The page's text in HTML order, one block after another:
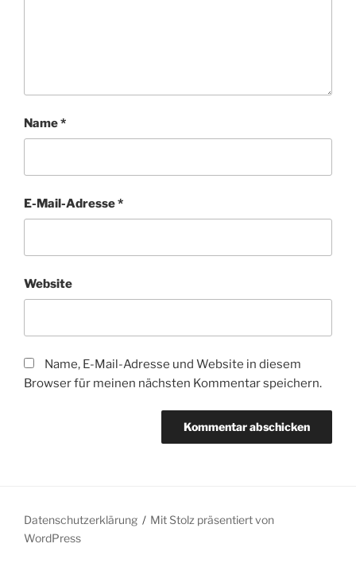
Name*
E-Mail-Adresse*
Website
Name, E-Mail-Adresse und Website in diesem
Browser für meinen nächsten Kommentar speichern.
Datenschutzerklärung
Mit Stolz präsentiert von
WordPress